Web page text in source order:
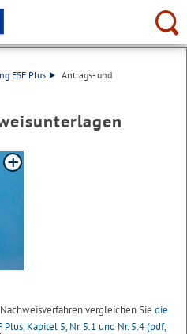
ESF Plus
Antrags- und
vergleichen Sie die
Plus, Kapitel 5, Nr. 5.1 und Nr. 5.4(pdf,